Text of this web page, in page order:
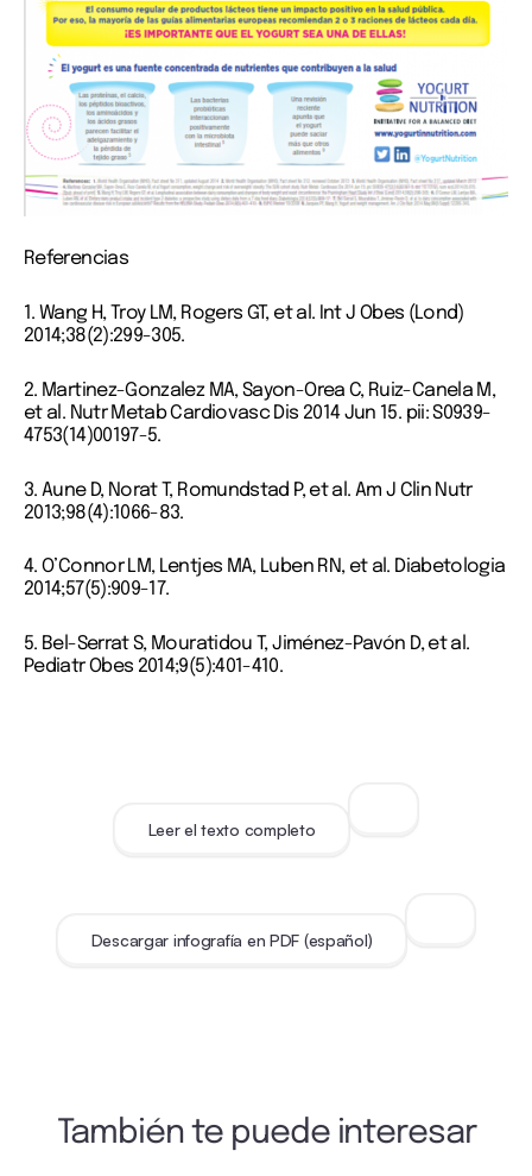
Referencias
1. Wang H, Troy LM, Rogers GT, et al. Int J Obes (Lond)
2014;38(2):299-305.
2. Martinez-Gonzalez MA, Sayon-Orea C, Ruiz-Canela M,
et al. Nutr Metab Cardiovasc Dis 2014 Jun 15. pii: S0939-
4753(14)00197-5.
3. Aune D, Norat T, Romundstad P, et al. Am J Clin Nutr
2013;98(4):1066-83.
4. O’Connor LM, Lentjes MA, Luben RN, et al. Diabetologia
2014;57(5):909-17.
5. Bel-Serrat S, Mouratidou T, Jiménez-Pavón D, et al.
Pediatr Obes 2014;9(5):401-410.
Leer el texto completo
Descargar infografía en PDF (español)
También te puede interesar